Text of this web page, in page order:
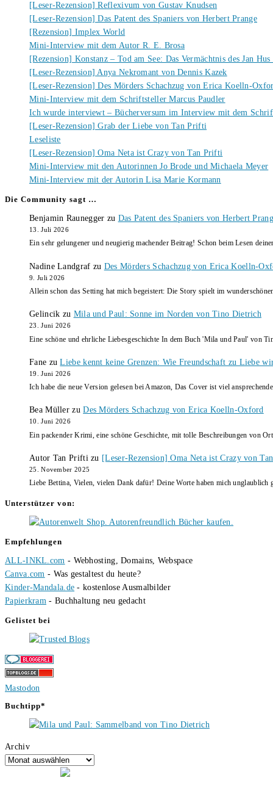
[Leser-Rezension] Reflexivum von Gustav Knudsen
[Leser-Rezension] Das Patent des Spaniers von Herbert Prange
[Rezension] Implex World
Mini-Interview mit dem Autor R. E. Brosa
[Rezension] Konstanz – Tod am See: Das Vermächtnis des Jan
[Leser-Rezension] Anya Nekromant von Dennis Kazek
[Leser-Rezension] Des Mörders Schachzug von Erica Koelln-
Mini-Interview mit dem Schriftsteller Marcus Paudler
Ich wurde interviewt – Bücherversum im Interview mit dem
[Leser-Rezension] Grab der Liebe von Tan Prifti
Leseliste
[Leser-Rezension] Oma Neta ist Crazy von Tan Prifti
Mini-Interview mit den Autorinnen Jo Brode und Michaela Meyer
Mini-Interview mit der Autorin Lisa Marie Kormann
Die Community sagt …
Benjamin Raunegger zu Das Patent des Spaniers von Herbert
13. Juli 2026
Ein sehr gelungener und neugierig machender Beitrag! Schon beim Lesen
Nadine Landgraf zu Des Mörders Schachzug von Erica Koelln-
9. Juli 2026
Allein schon das Setting hat mich begeistert: Die Story spielt im
Gelincik zu Mila und Paul: Sonne im Norden von Tino Dietrich
23. Juni 2026
Eine schöne und ehrliche Liebesgeschichte In dem Buch 'Mila und Paul' von
Fane zuLiebe kennt keine Grenzen: Wie Freundschaft zu Liebe
19. Juni 2026
Ich habe die neue Version gelesen bei Amazon, Das Cover ist viel
Bea Müller zuDes Mörders Schachzug von Erica Koelln-Oxford
10. Juni 2026
Ein packender Krimi, eine schöne Geschichte, mit tolle Beschreibungen von
Autor Tan Prifti zu [Leser-Rezension] Oma Neta ist Crazy von
25. November 2025
Liebe Bettina, Vielen, vielen Dank dafür! Deine Worte haben mich unglaublich
Unterstützer von:
Empfehlungen
ALL-INKL.com - Webhosting, Domains, Webspace
Canva.com - Was gestaltest du heute?
Kinder-Mandala.de - kostenlose Ausmalbilder
Papierkram - Buchhaltung neu gedacht
Gelistet bei
Mastodon
Buchtipp*
Archiv